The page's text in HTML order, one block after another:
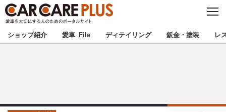
C
S
E
★カーケアプラス認定★ 厳選プロショップを地域から探す
甲信越 北陸
ショップ紹介 愛車 File ディテイリング 鈑金・塗装 レ